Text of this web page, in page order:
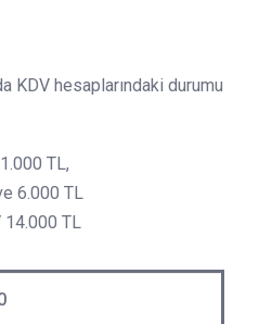
KDV hesaplarındaki durumu
TL,
6.000 TL
14.000 TL